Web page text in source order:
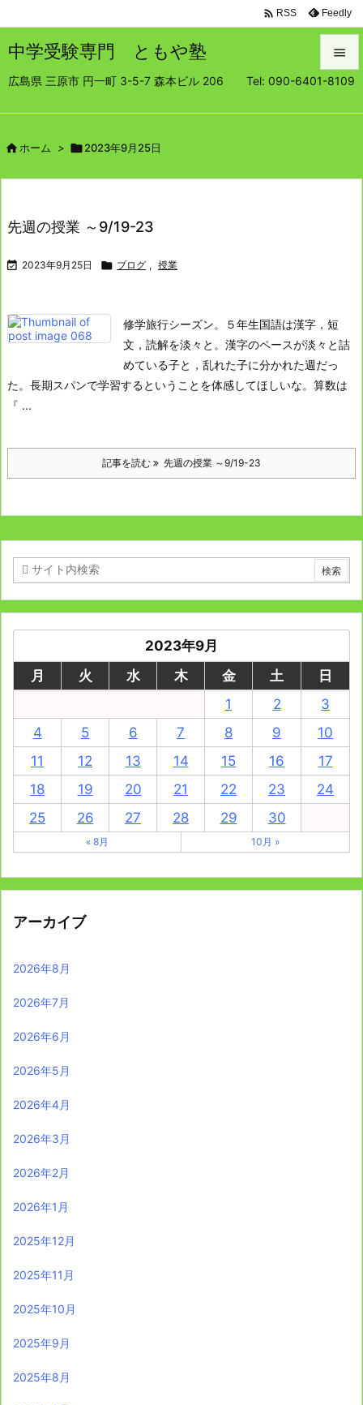
中学受験専門 ともや塾
広島県 三原市 円一町 3-5-7 森本ビル 206 Tel: 090-6401-8109


 RSS Feedly
 ホーム > 2023年9月25日
先週の授業 ～9/19-23
 2023年9月25日  ブログ , 授業
修学旅行シーズン。 ５年生国語は漢字，短
文，読解を淡々と。 漢字のペースが淡々と詰
めている子と，乱れた子に分かれた週だっ
た。 長期スパンで学習するということを体感してほしいな。 算数は
『 ...
記事を読む 先週の授業 ～9/19-23
2023年9月
月
火 水 木 金 土
日
1
2
3
4
5 6 7 8 9
10
11
12 13 14 15 16
17
18
19 20 21 22 23
24
25
26 27 28 29 30
« 8月 10月 »
アーカイブ
2026年8月
2026年7月
2026年6月
2026年5月
2026年4月
2026年3月
2026年2月
2026年1月
2025年12月
2025年11月
2025年10月
2025年9月
2025年8月